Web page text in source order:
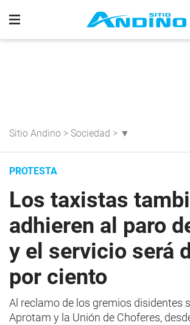
Sitio Andino > Sociedad > ▼
PROTESTA
Los taxistas
adhieren al paro
y el servicio será
por ciento
Al reclamo de los gremios disidentes
Aprotam y la Unión de Choferes,